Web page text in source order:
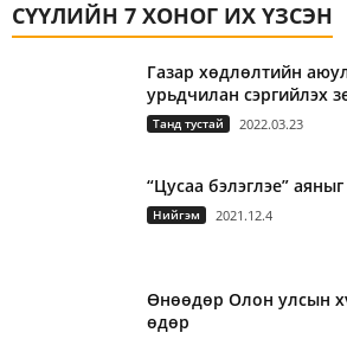
СҮҮЛИЙН 7 ХОНОГ ИХ ҮЗСЭН
Газар хөдлөлтийн
урьдчилан сэргийлэх
Танд тустай 2022.03.23
“Цусаа бэлэглэе”
Нийгэм 2021.12.4
Өнөөдөр Олон улсын
өдөр